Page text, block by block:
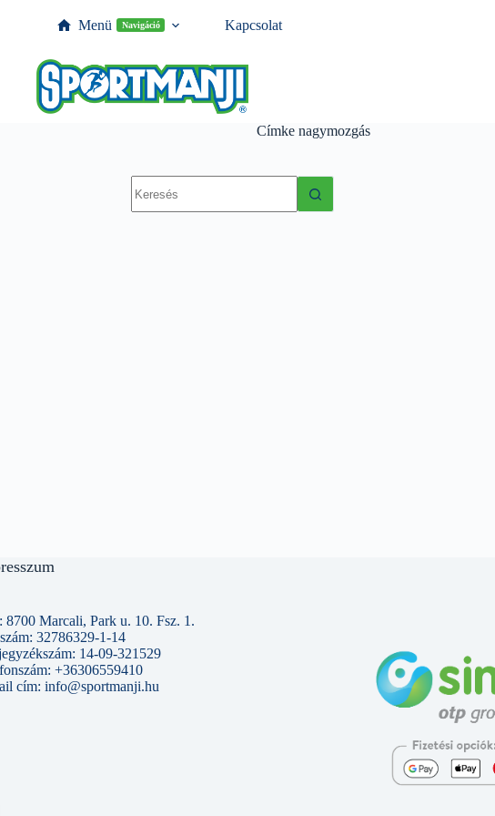
Menü Navigáció Kapcsolat
Címkenagymozgás
results
8700 Marcali, Park u. 10. Fsz. 1.
32786329-1-14
14-09-321529
+36306559410
cím: info@sportmanji.hu